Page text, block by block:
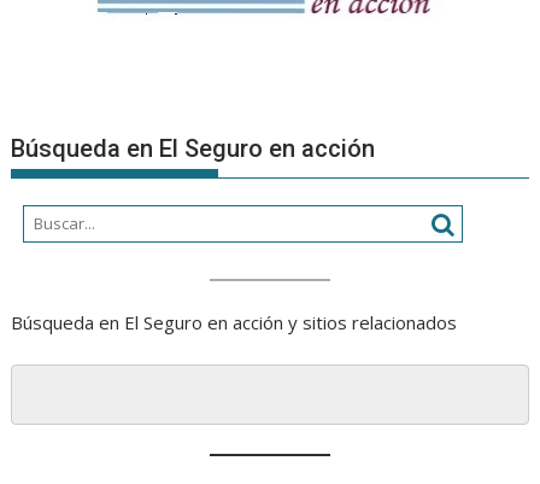
Búsqueda en El Seguro en acción
Búsqueda en El Seguro en acción y sitios relacionados